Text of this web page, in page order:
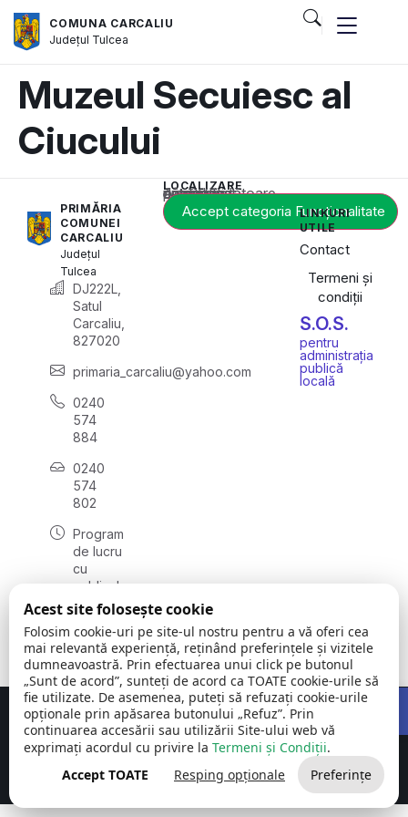
COMUNA CARCALIU
Județul Tulcea
Muzeul Secuiesc al
Ciucului
PRIMĂRIA
COMUNEI
CARCALIU
Județul
Tulcea
DJ222L,
Satul
Carcaliu,
827020
primaria_carcaliu@yahoo.com
0240
574
884
0240
574
802
Program
de lucru
cu
publicul:
luni -
08:00 -
16:00
LOCALIZARE
Acest conținut este blocat până când acceptați categoria corespunzătoare de cookie-uri.
Accept categoria Funcționalitate
LINKURI
UTILE
Contact
Termeni și
condiții
S.O.S.
pentru
administrația
publică
locală
Comuna Carcaliu | județul
Tulcea
©
2026
Toate drepturile
rezervate
Concept realizat deBig Media Relații Publice SRL
Acest site folosește cookie
Folosim cookie-uri pe site-ul nostru pentru a vă oferi cea
mai relevantă experiență, reținând preferințele și vizitele
dumneavoastră. Prin efectuarea unui click pe butonul
„Sunt de acord”, sunteți de acord ca TOATE cookie-urile să
fie utilizate. De asemenea, puteți să refuzați cookie-urile
opționale prin apăsarea butonului „Refuz”. Prin
continuarea accesării sau utilizării Site-ului web vă
exprimați acordul cu privire la Termeni și Condiții.
Accept TOATE
Resping opționale Preferințe